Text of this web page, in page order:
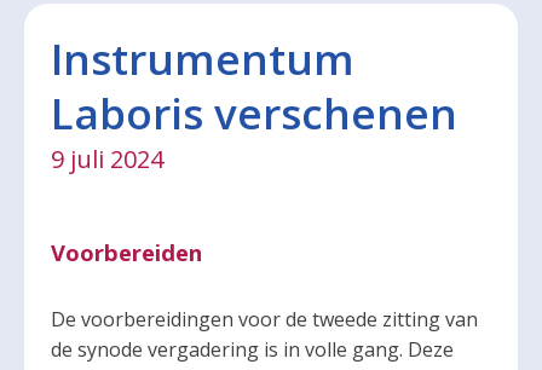
Instrumentum
Laboris verschenen
9 juli 2024
Voorbereiden
De voorbereidingen voor de tweede zitting van
de synode vergadering is in volle gang. Deze